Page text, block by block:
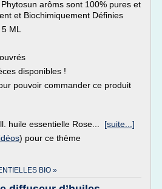
arôms sont 100% pures et
et Biochimiquement Définies
ML
disponibles !
pouvoir commander ce produit
huile essentielle Rose... [suite...]
) pour ce thème
BIO »